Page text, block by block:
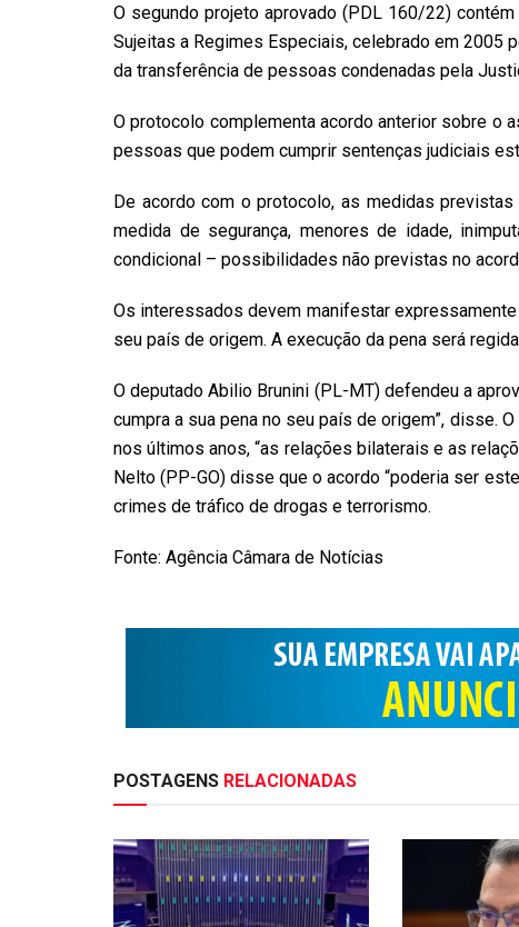
O segundo projeto aprovado (PDL 160/22)
Sujeitas a Regimes Especiais, celebrado em 2005
da transferência de pessoas condenadas pela
O protocolo complementa acordo anterior sobre o
pessoas que podem cumprir sentenças judiciais
De acordo com o protocolo, as medidas
medida de segurança, menores de idade,
condicional – possibilidades não previstas no
Os interessados devem manifestar
seu país de origem. A execução da pena será
O deputadoAbilio Brunini (PL-MT)defendeu a
cumpra a sua pena no seu país de origem”, disse.
nos últimos anos, “as relações bilaterais e as
Nelto (PP-GO) disse que o acordo “poderia ser
crimes de tráfico de drogas e terrorismo.
Fonte: Agência Câmara de Notícias
POSTAGENS RELACIONADAS